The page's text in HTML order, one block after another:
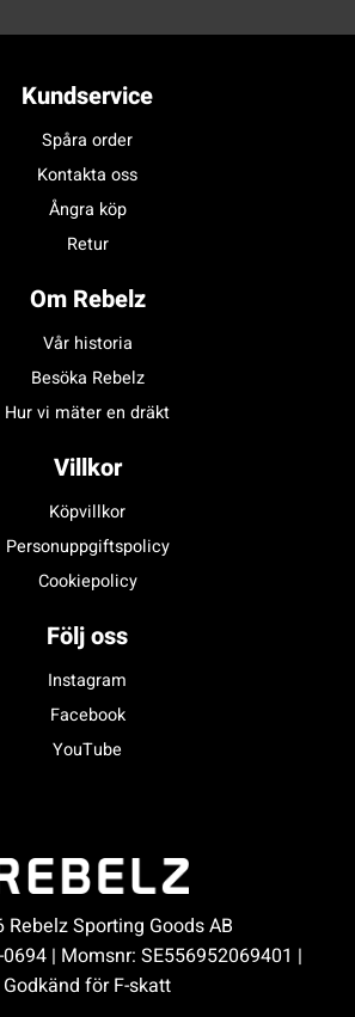
Kundservice
Spåra order
Kontakta oss
Ångra köp
Retur
Om Rebelz
Vår historia
Besöka Rebelz
Hur vi mäter en dräkt
Villkor
Köpvillkor
Personuppgiftspolicy
Cookiepolicy
Följ oss
Instagram
Facebook
YouTube
Sporting Goods AB
| Momsnr: SE556952069401 |
Godkänd för F-skatt